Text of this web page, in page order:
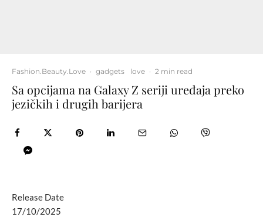
Fashion.Beauty.Love · gadgets love · 2 min read
Sa opcijama na Galaxy Z seriji uređaja preko
jezičkih i drugih barijera
Release Date
17/10/2025